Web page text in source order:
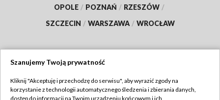
OPOLE / POZNAŃ / RZESZÓW /
SZCZECIN / WARSZAWA / WROCŁAW
TVP
Szanujemy Twoją prywatność
Kliknij "Akceptuję i przechodzę do serwisu", aby wyrazić zgody na
korzystanie z technologii automatycznego śledzenia i zbierania danych,
dostęp do informacji na Twoim urządzeniu końcowym i ich